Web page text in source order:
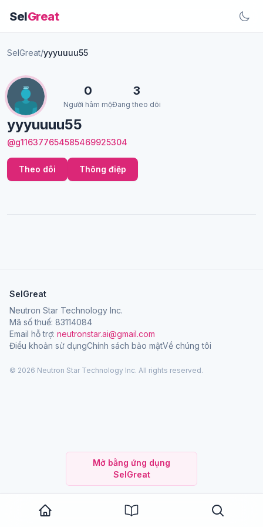
SelGreat
Mở bằng ứng dụng
SelGreat
SelGreat/yyyuuuu55
yyyuuuu55
@g116377654585469925304
0
Người hâm mộ
3
Đang theo dõi
Theo dõi Thông điệp
SelGreat
Neutron Star Technology Inc.
Mã số thuế: 83114084
Email hỗ trợ: neutronstar.ai@gmail.com
Điều khoản sử dụngChính sách bảo mậtVề chúng tôi
© 2026 Neutron Star Technology Inc. All rights reserved.